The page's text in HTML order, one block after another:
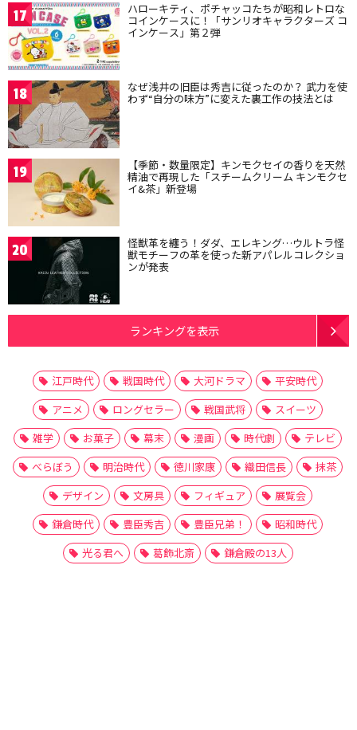
17 ハローキティ、ポチャッコたちが昭和レトロな
コインケースに！「サンリオキャラクターズ コ
インケース」第２弾
18 なぜ浅井の旧臣は秀吉に従ったのか？ 武力を使
わず“自分の味方”に変えた裏工作の技法とは
19 【季節・数量限定】キンモクセイの香りを天然
精油で再現した「スチームクリーム キンモクセ
イ&茶」新登場
20 怪獣革を纏う！ダダ、エレキング…ウルトラ怪
獣モチーフの革を使った新アパレルコレクショ
ンが発表
ランキングを表示
江戸時代 戦国時代 大河ドラマ
平安時代
アニメ
ロングセラー 戦国武将
スイーツ
雑学
お菓子 幕末 漫画 時代劇
テレビ
べらぼう
明治時代 徳川家康 織田信長
抹茶
デザイン
文房具 フィギュア
展覧会
鎌倉時代
豊臣秀吉 豊臣兄弟！
昭和時代
光る君へ
葛飾北斎 鎌倉殿の13人